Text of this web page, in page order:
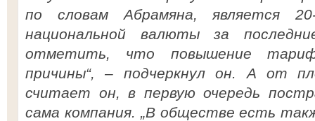
по словам Абрамяна, является 20-
национальной валюты за
отметить, что повышение
причины“, – подчеркнул он. А от
считает он, в первую очередь
сама компания. „В обществе есть